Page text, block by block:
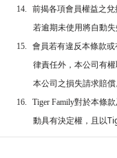
14.
前揭各項會員權益之
若逾期未使用將自動失
15.
會員若有違反本條款
律責任外，本公司有
本公司之損失請求賠償
16.
Tiger Family對於本條
動具有決定權，且以